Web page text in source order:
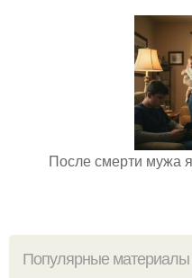
После смерти мужа
Популярные материалы